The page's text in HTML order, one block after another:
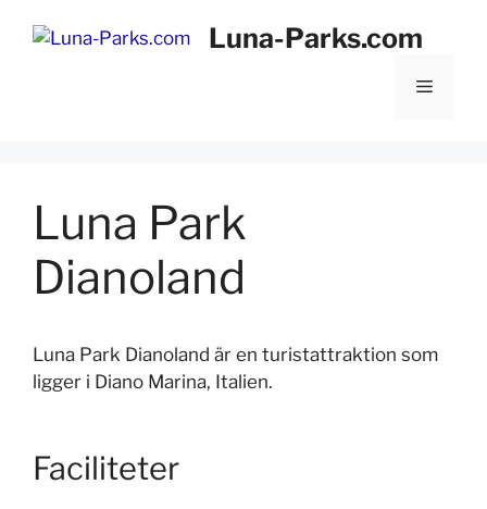
Luna-Parks.com
Meny
Luna Park
Dianoland
Luna Park Dianoland är en turistattraktion som
ligger i Diano Marina, Italien.
Faciliteter